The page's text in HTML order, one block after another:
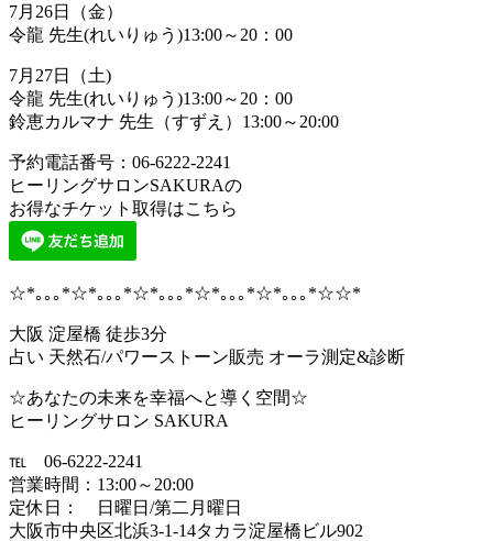
7月26日（金）
令龍 先生(れいりゅう)13:00～20：00
7月27日（土)
令龍 先生(れいりゅう)13:00～20：00
鈴恵カルマナ 先生（すずえ）13:00～20:00
予約電話番号：06-6222-2241
ヒーリングサロンSAKURAの
お得なチケット取得はこちら
☆*｡｡｡*☆*｡｡｡*☆*｡｡｡*☆*｡｡｡*☆*｡｡｡*☆☆*
大阪 淀屋橋 徒歩3分
占い 天然石/パワーストーン販売 オーラ測定&診断
☆あなたの未来を幸福へと導く空間☆
ヒーリングサロン SAKURA
℡ 06-6222-2241
営業時間：13:00～20:00
定休日： 日曜日/第二月曜日
大阪市中央区北浜3-1-14タカラ淀屋橋ビル902